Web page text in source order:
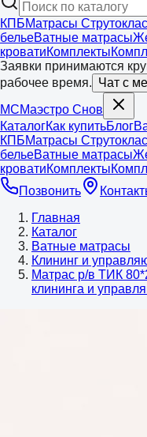
КПБМатрасы Струтоклас
бельеВатные матрасы
кроватиКомплекты
Заявки принимаются
рабочее время. Чат с
МСМаэстро Снов
КаталогКак купитьБлог
КПБМатрасы Струтоклас
бельеВатные матрасы
кроватиКомплекты
Позвонить
Главная
Каталог
Ватные матрасы
Клининг и
Матрас р/в ТИК
клининга и